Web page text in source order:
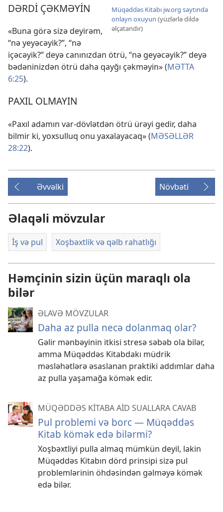
Müqəddəs Kitabı jw.org saytında
onlayn oxuyun (yüzlərlə dildə
əlçatandır)
DƏRDİ ÇƏKMƏYİN
«Buna görə sizə deyirəm,
“nə yeyəcəyik?”, “nə
içəcəyik?” deyə canınızdan ötrü, “nə geyəcəyik?” deyə
bədəninizdən ötrü daha qayğı çəkməyin» (MƏTTA
6:25).
PAXIL OLMAYIN
«Paxıl adamın var-dövlətdən ötrü ürəyi gedir, daha
bilmir ki, yoxsulluq onu yaxalayacaq» (MƏSƏLLƏR
28:22).
Əvvəlki Növbəti
Əlaqəli mövzular
İş və pul Xoşbəxtlik və qəlb rahatlığı
Həmçinin sizin üçün maraqlı ola
bilər
ƏLAVƏ MÖVZULAR
Daha az pulla necə dolanmaq olar?
Gəlir mənbəyinin itkisi stresə səbəb ola bilər,
amma Müqəddəs Kitabdakı müdrik
məsləhətlərə əsaslanan praktiki addımlar daha
az pulla yaşamağa kömək edir.
MÜQƏDDƏS KİTABA AİD SUALLARA CAVAB
Pul problemi və borc — Müqəddəs
Kitab kömək edə bilərmi?
Xoşbəxtliyi pulla almaq mümkün deyil, lakin
Müqəddəs Kitabın dörd prinsipi sizə pul
problemlərinin öhdəsindən gəlməyə kömək
edə bilər.